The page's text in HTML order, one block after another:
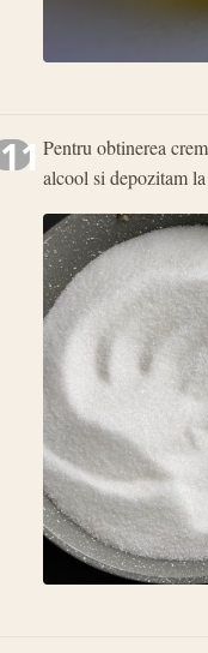
11 Pentru obtinerea
alcool si depozitam